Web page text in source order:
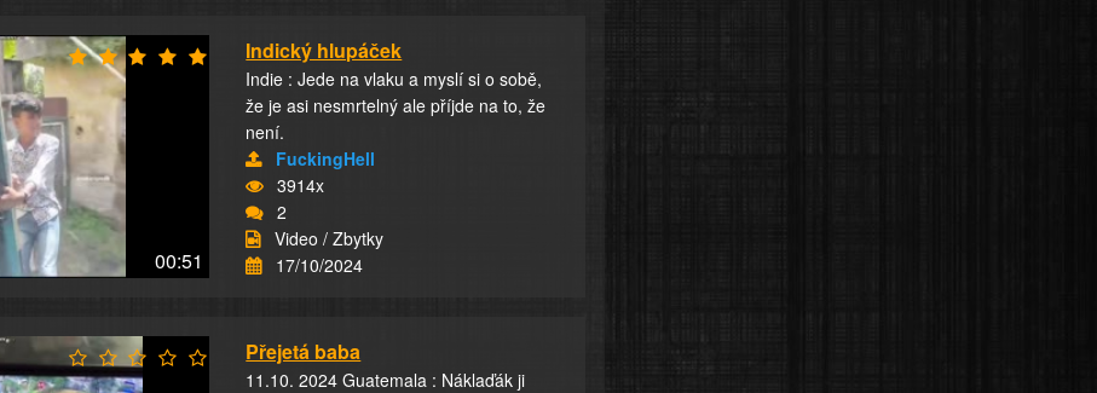
00:51
Indický hlupáček
Indie : Jede na vlaku a myslí si o sobě,
že je asi nesmrtelný ale příjde na to, že
není.
FuckingHell
3914x
2
Video / Zbytky
17/10/2024
Přejetá baba
11.10. 2024 Guatemala : Náklaďák ji